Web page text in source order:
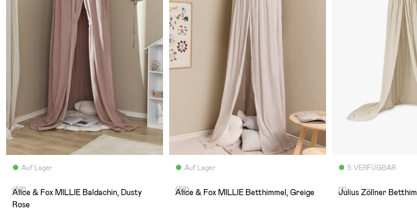
Auf Lager
(52)
Alice & Fox MILLIE Baldachin, Dusty
Rose
Auf Lager
(52)
Alice & Fox MILLIE Betthimmel, Greige
5 VERFÜGBAR
(1)
Julius Zöllner